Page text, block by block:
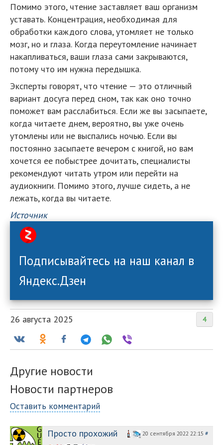
Помимо этого, чтение заставляет ваш организм
уставать. Концентрация, необходимая для
обработки каждого слова, утомляет не только
мозг, но и глаза. Когда переутомление начинает
накапливаться, ваши глаза сами закрываются,
потому что им нужна передышка.
Эксперты говорят, что чтение — это отличный
вариант досуга перед сном, так как оно точно
поможет вам расслабиться. Если же вы засыпаете,
когда читаете днем, вероятно, вы уже очень
утомлены или не выспались ночью. Если вы
постоянно засыпаете вечером с книгой, но вам
хочется ее побыстрее дочитать, специалисты
рекомендуют читать утром или перейти на
аудиокниги. Помимо этого, лучше сидеть, а не
лежать, когда вы читаете.
Источник
Подписывайтесь на наш канал в
Яндекс.Дзен
4
26 августа 2025
Другие новости
Новости партнеров
Оставить комментарий
Просто прохожий 20 сентября 2022 22:15 #